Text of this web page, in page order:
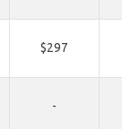
$297
-